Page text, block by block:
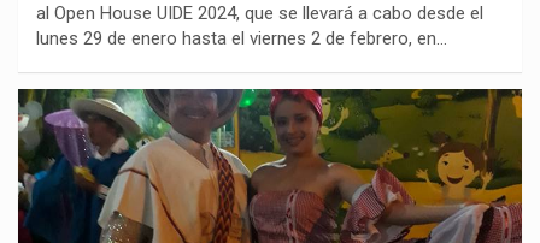
al Open House UIDE 2024, que se llevará a cabo desde el
lunes 29 de enero hasta el viernes 2 de febrero, en…